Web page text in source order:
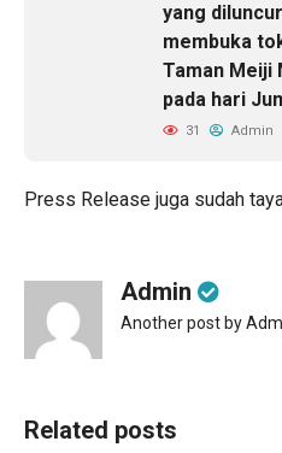
yang
membuka
Taman Meiji
pada hari
31 Admin
Press Release juga sudah
Admin
Another post by
Related posts